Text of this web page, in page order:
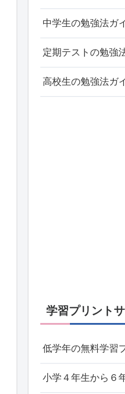
中学生の勉強法ガ
定期テストの勉強
高校生の勉強法ガ
学習プリント
低学年の無料学習
小学４年生から６